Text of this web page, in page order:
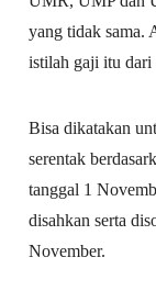
yang tidak sama.
istilah gaji itu dari
Bisa dikatakan
serentak
tanggal 1
disahkan serta
November.